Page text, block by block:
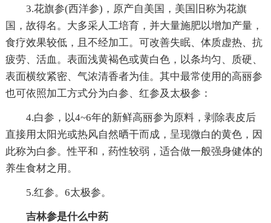
3.花旗参(西洋参)，原产自美国，美国旧称为花旗
国，故得名。大多采人工培育，并大量施肥以增加产量，
食疗效果较低，且不经加工。可改善失眠、体质虚热、抗
疲劳、活血。表面浅黄褐色或黄白色，以条均匀、质硬、
表面横纹紧密、气浓清香者为佳。其中最常使用的高丽参
也可依照加工方式分为白参、红参及太极参：
4.白参，以4~6年的新鲜高丽参为原料，剥除表皮后
直接用太阳光或热风自然晒干而成，呈现微白的黄色，因
此称为白参。性平和，药性较弱，适合做一般强身健体的
养生食材之用。
5.红参。6太极参。
吉林参是什么中药